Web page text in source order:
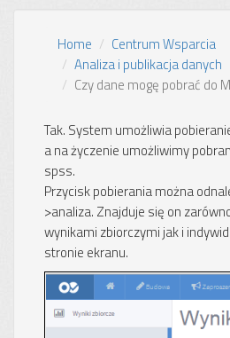
Home
Centrum Wsparcia
Analiza i publikacja danych
Czy dane mogę pobrać do
Tak. System umożliwia
a na życzenie umożliwimy
spss.
Przycisk pobierania można
>analiza. Znajduje się on
wynikami zbiorczymi jak i
stronie ekranu.